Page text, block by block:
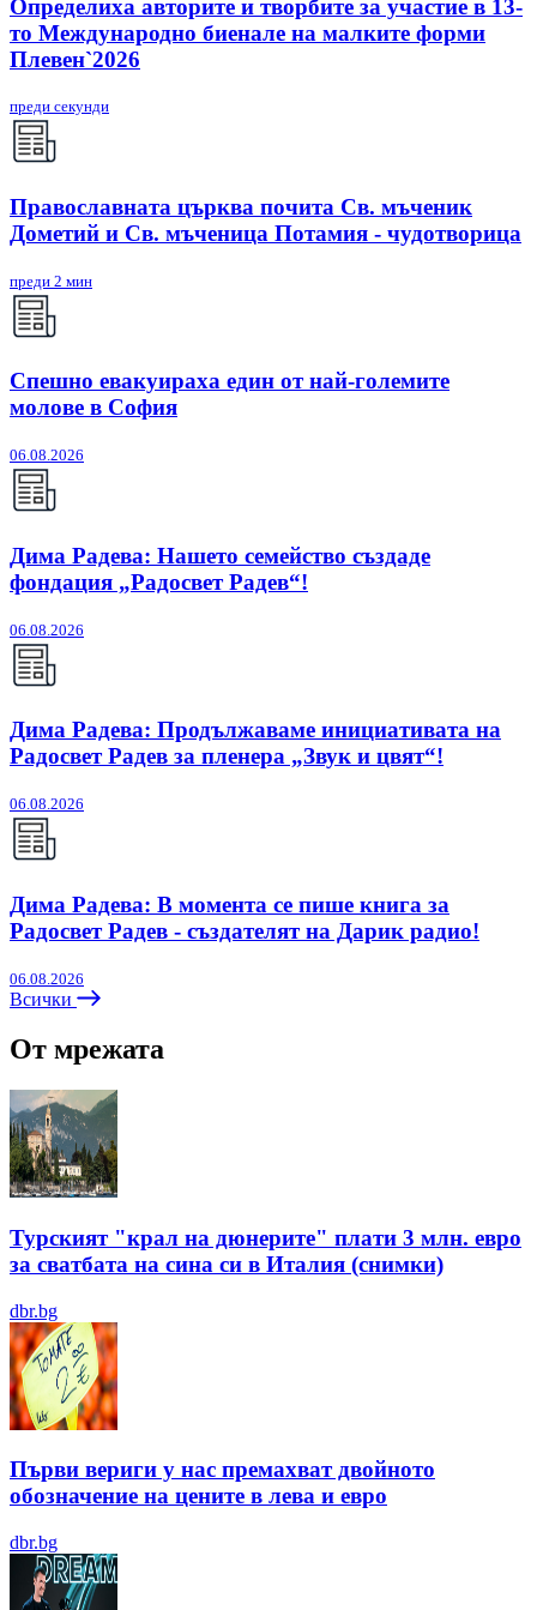
Определиха авторите и творбите за участие в 13-
то Международно биенале на малките форми
Плевен`2026
преди секунди
Православната църква почита Св. мъченик
Дометий и Св. мъченица Потамия - чудотворица
преди 2 мин
Спешно евакуираха един от най-големите
молове в София
06.08.2026
Дима Радева: Нашето семейство създаде
фондация „Радосвет Радев“!
06.08.2026
Дима Радева: Продължаваме инициативата на
Радосвет Радев за пленера „Звук и цвят“!
06.08.2026
Дима Радева: В момента се пише книга за
Радосвет Радев - създателят на Дарик радио!
06.08.2026
Всички
От мрежата
Турският "крал на дюнерите" плати 3 млн. евро
за сватбата на сина си в Италия (снимки)
dbr.bg
Първи вериги у нас премахват двойното
обозначение на цените в лева и евро
dbr.bg